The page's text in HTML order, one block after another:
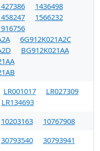
1436498
1566232
6G912K021A2C
BG912K021AA
LR001017
LR027309
LR134693
10203163
10767908
30793540 30793941